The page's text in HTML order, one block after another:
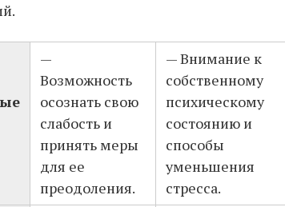
—
Возможность
осознать свою
слабость и
принять меры
для ее
преодоления.
— Внимание к
собственному
психическому
состоянию и
способы
уменьшения
стресса.